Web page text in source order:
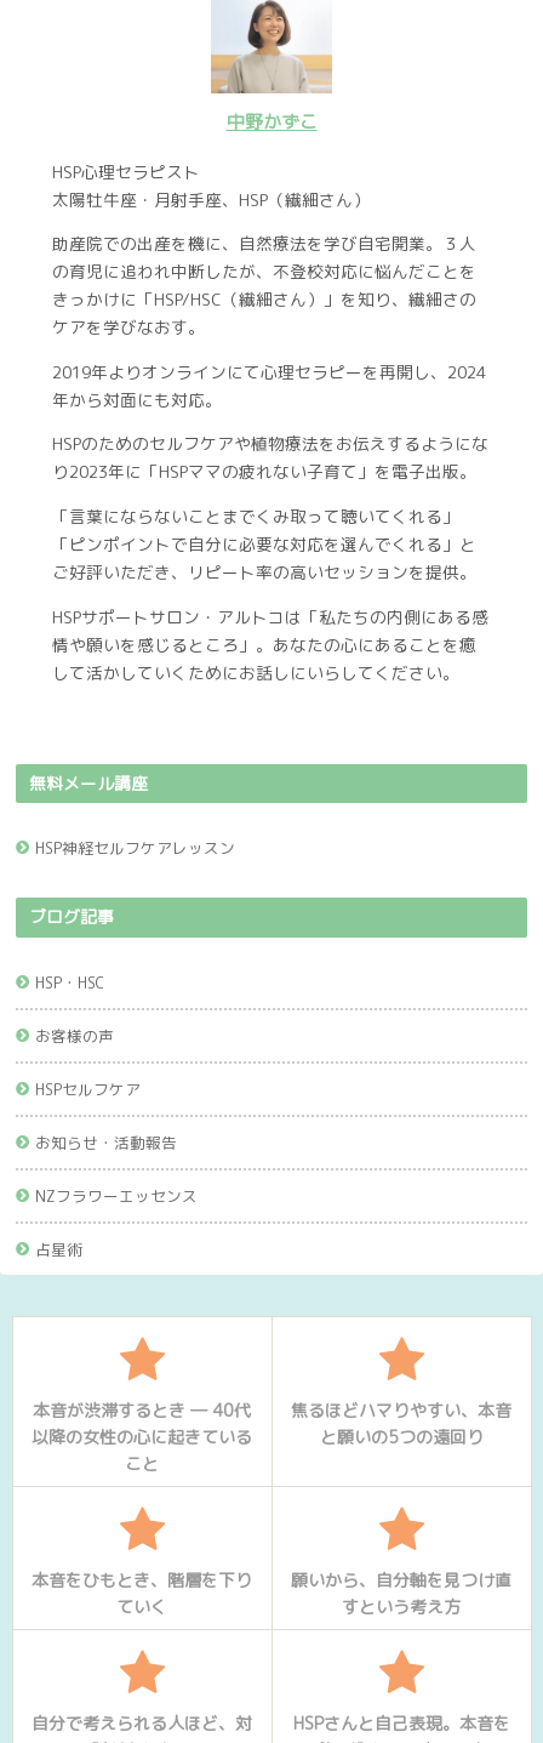
中野かずこ
HSP心理セラピスト
太陽牡牛座・月射手座、HSP（繊細さん）
助産院での出産を機に、自然療法を学び自宅開業。３人
の育児に追われ中断したが、不登校対応に悩んだことを
きっかけに「HSP/HSC（繊細さん）」を知り、繊細さの
ケアを学びなおす。
2019年よりオンラインにて心理セラピーを再開し、2024
年から対面にも対応。
HSPのためのセルフケアや植物療法をお伝えするようにな
り2023年に「HSPママの疲れない子育て」を電子出版。
「言葉にならないことまでくみ取って聴いてくれる」
「ピンポイントで自分に必要な対応を選んでくれる」と
ご好評いただき、リピート率の高いセッションを提供。
HSPサポートサロン・アルトコは「私たちの内側にある感
情や願いを感じるところ」。あなたの心にあることを癒
して活かしていくためにお話しにいらしてください。
無料メール講座
HSP神経セルフケアレッスン
ブログ記事
HSP・HSC
お客様の声
HSPセルフケア
お知らせ・活動報告
NZフラワーエッセンス
占星術
本音が渋滞するとき ― 40代
以降の女性の心に起きている
こと
焦るほどハマりやすい、本音
と願いの5つの遠回り
本音をひもとき、階層を下り
ていく
願いから、自分軸を見つけ直
すという考え方
自分で考えられる人ほど、対
HSPさんと自己表現。本音を